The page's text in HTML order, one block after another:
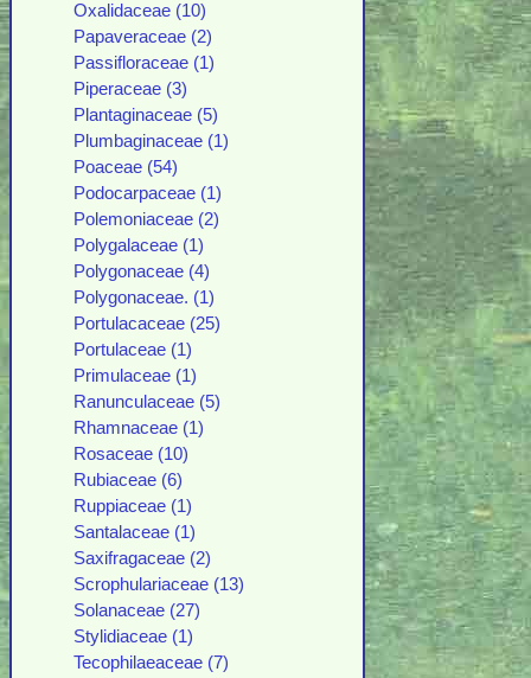
Oxalidaceae (10)
Papaveraceae (2)
Passifloraceae (1)
Piperaceae (3)
Plantaginaceae (5)
Plumbaginaceae (1)
Poaceae (54)
Podocarpaceae (1)
Polemoniaceae (2)
Polygalaceae (1)
Polygonaceae (4)
Polygonaceae. (1)
Portulacaceae (25)
Portulaceae (1)
Primulaceae (1)
Ranunculaceae (5)
Rhamnaceae (1)
Rosaceae (10)
Rubiaceae (6)
Ruppiaceae (1)
Santalaceae (1)
Saxifragaceae (2)
Scrophulariaceae (13)
Solanaceae (27)
Stylidiaceae (1)
Tecophilaeaceae (7)